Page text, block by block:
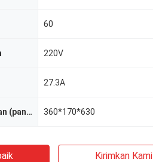
60
220V
27.3A
Dimensi keseluruhan (panjang * lebar * tinggi) 360*170*630
Kirimkan Kami